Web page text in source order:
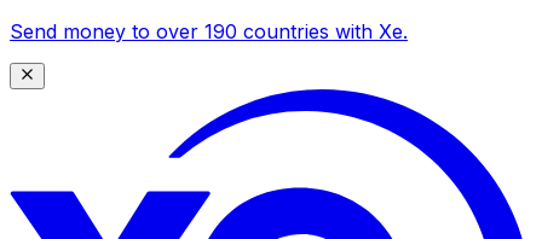
Send money to over 190 countries with Xe.